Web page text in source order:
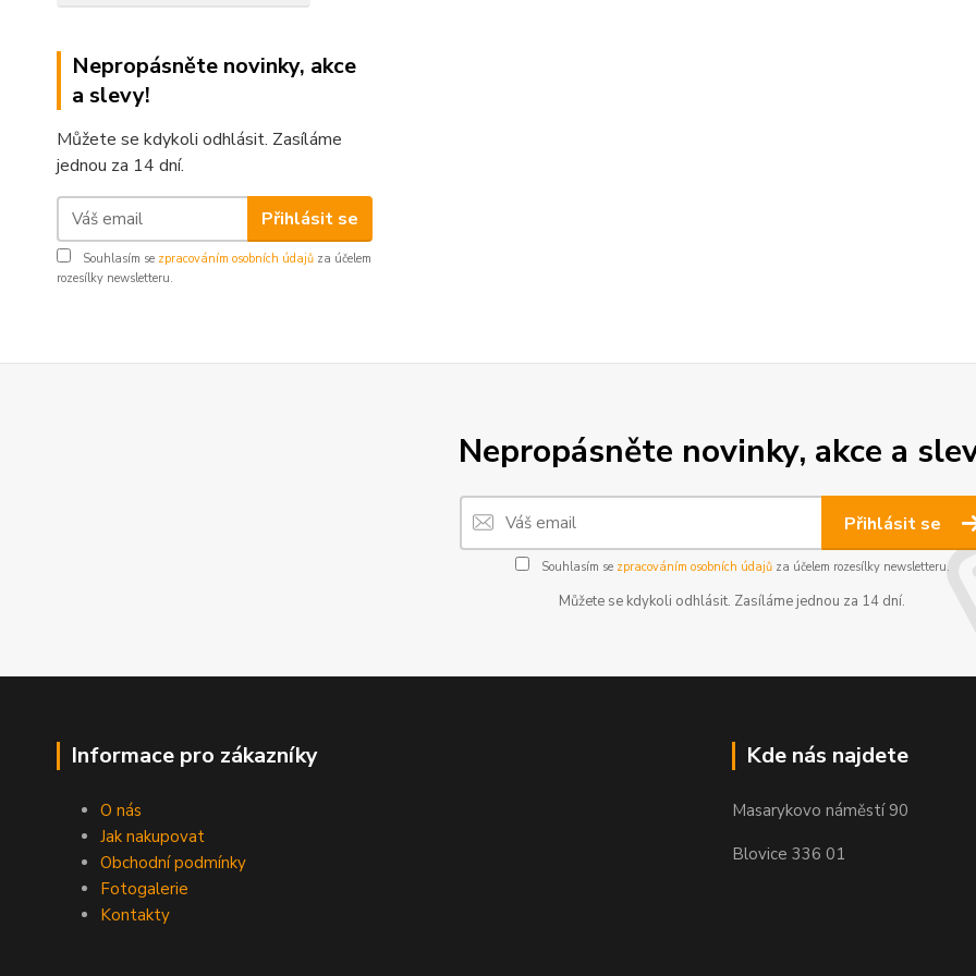
Nepropásněte novinky, akce
a slevy!
Můžete se kdykoli odhlásit. Zasíláme
jednou za 14 dní.
Přihlásit se
Souhlasím se zpracováním osobních údajů za účelem
rozesílky newsletteru.
Nepropásněte novinky, akce a
Přihlásit se
Souhlasím se zpracováním osobních údajůza účelem rozesílky newsletteru.
Můžete se kdykoli odhlásit. Zasíláme jednou za 14 dní.
Informace pro zákazníky
O nás
Jak nakupovat
Obchodní podmínky
Fotogalerie
Kontakty
Kde nás najdete
Masarykovo náměstí 90
Blovice 336 01